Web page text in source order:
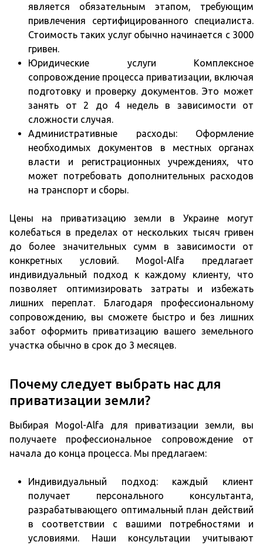
является обязательным этапом, требующим
привлечения сертифицированного специалиста.
Стоимость таких услуг обычно начинается с 3000
гривен.
Юридические услуги Комплексное
сопровождение процесса приватизации, включая
подготовку и проверку документов. Это может
занять от 2 до 4 недель в зависимости от
сложности случая.
Административные расходы: Оформление
необходимых документов в местных органах
власти и регистрационных учреждениях, что
может потребовать дополнительных расходов
на транспорт и сборы.
Цены на приватизацию земли в Украине могут
колебаться в пределах от нескольких тысяч гривен
до более значительных сумм в зависимости от
конкретных условий. Mogol-Alfa предлагает
индивидуальный подход к каждому клиенту, что
позволяет оптимизировать затраты и избежать
лишних переплат. Благодаря профессиональному
сопровождению, вы сможете быстро и без лишних
забот оформить приватизацию вашего земельного
участка обычно в срок до 3 месяцев.
Почему следует выбрать нас для
приватизации земли?
Выбирая Mogol-Alfa для приватизации земли, вы
получаете профессиональное сопровождение от
начала до конца процесса. Мы предлагаем:
Индивидуальный подход: каждый клиент
получает персонального консультанта,
разрабатывающего оптимальный план действий
в соответствии с вашими потребностями и
условиями. Наши консультации учитывают